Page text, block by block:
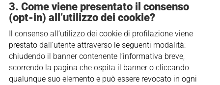
3. Come viene presentato il consenso
(opt-in) all’utilizzo dei cookie?
Il consenso all’utilizzo dei cookie di profilazione viene
prestato dall’utente attraverso le seguenti modalità:
chiudendo il banner contenente l’informativa breve,
scorrendo la pagina che ospita il banner o cliccando
qualunque suo elemento e può essere revocato in ogni